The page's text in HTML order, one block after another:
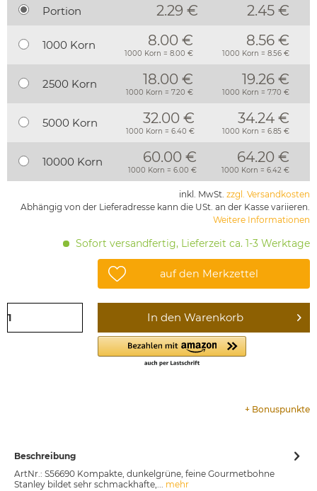
Portion 2.29 € 2.45 €
1000 Korn 8.00 €
1000 Korn = 8.00 €
8.56 €
1000 Korn = 8.56 €
2500 Korn 18.00 €
1000 Korn = 7.20 €
19.26 €
1000 Korn = 7.70 €
5000 Korn 32.00 €
1000 Korn = 6.40 €
34.24 €
1000 Korn = 6.85 €
10000 Korn 60.00 €
1000 Korn = 6.00 €
64.20 €
1000 Korn = 6.42 €
inkl. MwSt. zzgl. Versandkosten
Abhängig von der Lieferadresse kann die USt. an der Kasse variieren.
Weitere Informationen
Sofort versandfertig, Lieferzeit ca. 1-3 Werktage
auf den Merkzettel
In den Warenkorb
+ Bonuspunkte
Beschreibung
ArtNr.: S56690 Kompakte, dunkelgrüne, feine Gourmetbohne
Stanley bildet sehr schmackhafte,... mehr